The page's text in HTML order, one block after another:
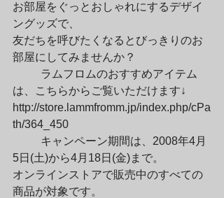
お部屋をぐっとおしゃれにするデザイ
ングッズで、
友だちを呼びたくなるとびっきりのお
部屋にしてみませんか？
は、こちらからご覧いただけます↓
http://store.lammfromm.jp/index.php/cPa
th/364_450
5日(土)から4月18日(金)まで。
オンラインストアで販売中のすべての
商品が対象です。